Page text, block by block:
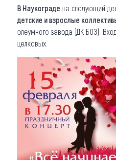
В Наукограде на следующий
детские и взрослые
олеумного завода (ДК БОЗ).
целковых.